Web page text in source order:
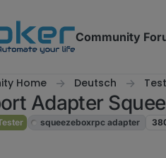
Community
Home Deutsch
Adapter
squeezeboxrpc adapter